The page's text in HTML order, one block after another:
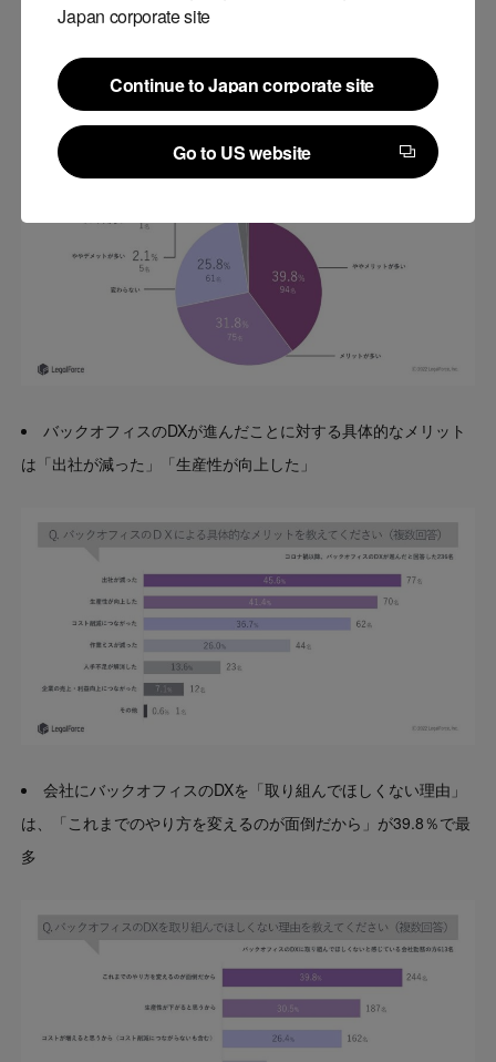
Japan corporate site
Continue to Japan corporate site
Continue to Japan corporate site
Go to US website
Go to US website
バックオフィスのDXが進んだことについて、71.6％が「メリ
ットに感じる」と回答
バックオフィスのDXが進んだことに対する具体的なメリット
は「出社が減った」「生産性が向上した」
会社にバックオフィスのDXを「取り組んでほしくない理由」
は、「これまでのやり方を変えるのが面倒だから」が39.8％で最
多